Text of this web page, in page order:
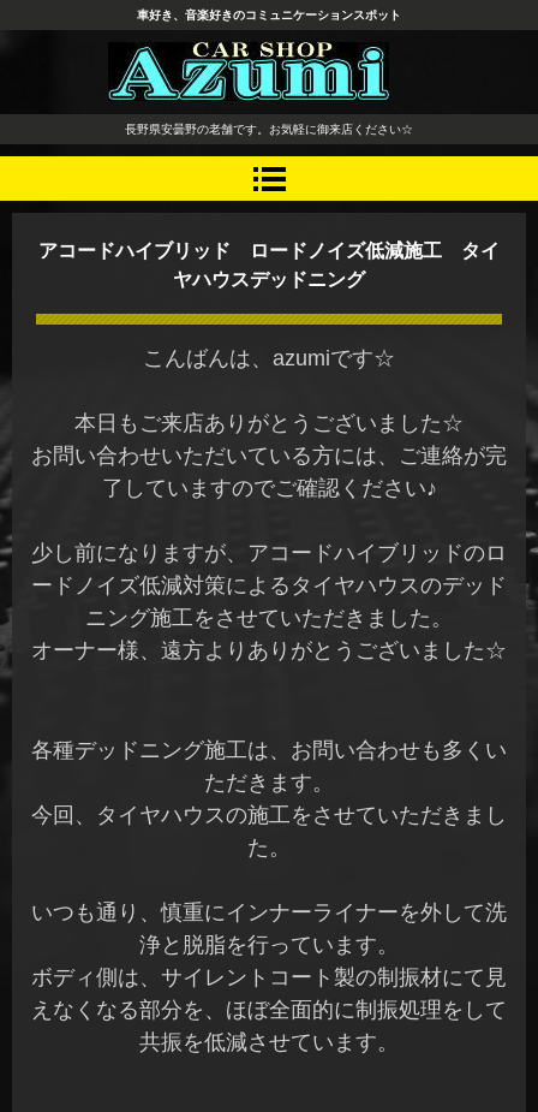
長野県 安曇野市 タイヤ ホ
イール デッドニング カーオ
ーディオ レカロシート
車好き、音楽好きのコミュニケーションスポット
長野県安曇野の老舗です。お気軽に御来店ください☆
アコードハイブリッド ロードノイズ低減施工 タイ
ヤハウスデッドニング
こんばんは、azumiです☆
本日もご来店ありがとうございました☆
お問い合わせいただいている方には、ご連絡が完
了していますのでご確認ください♪
少し前になりますが、アコードハイブリッドのロ
ードノイズ低減対策によるタイヤハウスのデッド
ニング施工をさせていただきました。
オーナー様、遠方よりありがとうございました☆
各種デッドニング施工は、お問い合わせも多くい
ただきます。
今回、タイヤハウスの施工をさせていただきまし
た。
いつも通り、慎重にインナーライナーを外して洗
浄と脱脂を行っています。
ボディ側は、サイレントコート製の制振材にて見
えなくなる部分を、ほぼ全面的に制振処理をして
共振を低減させています。